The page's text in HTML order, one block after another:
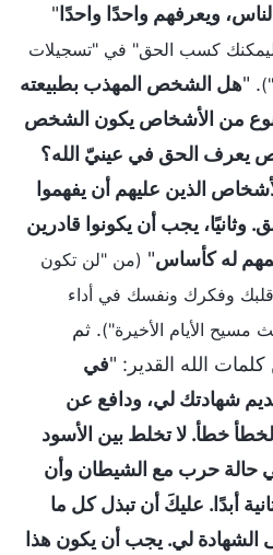
ويعرفهم واحدًا واحدًا"
كسب الحق" في "تسجيلات
. "هل الشخص المهذب بطبيعته
من الأشخاص يكون الشخص
يعرف الحق في عينيّ الله؟
الذين عليهم أن يفهموا
وثانيًا، يجب أن يكونوا قادرين
له كأساس" (من "لن تكون
وفكرك ونفسك في أداء
مسيح الأيام الأخيرة"). ثم
الله القدير: "في
شهادتك لي، ودافع عن
خطأ. لا تخلط بين الأسود
حالة حرب مع الشيطان وأن
أبدًا. عليكَ أن تبذل كل ما
لي. يجب أن يكون هذا